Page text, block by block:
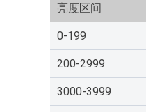
亮度区间
0-199
200-2999
3000-3999